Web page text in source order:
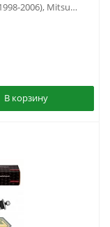
Mitsubishi Pajero Sport I (1998-2006), Mitsubishi Pajero Sport II (2009-2015), Mitsubishi Pajero Sport III (2015-...)
В корзину